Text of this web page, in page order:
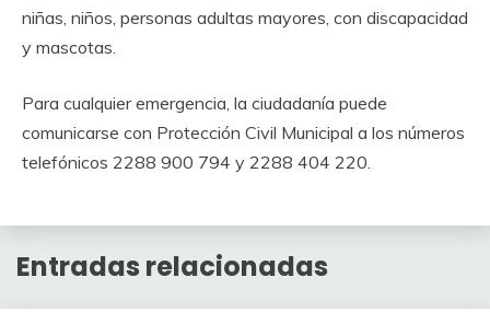
niñas, niños, personas adultas mayores, con discapacidad
y mascotas.
Para cualquier emergencia, la ciudadanía puede
comunicarse con Protección Civil Municipal a los números
telefónicos 2288 900 794 y 2288 404 220.
Entradas relacionadas